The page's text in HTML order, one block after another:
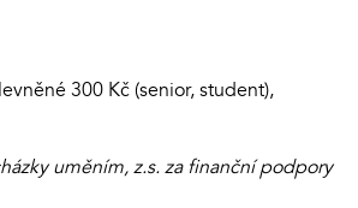
300 Kč (senior, student),
uměním, z.s. za finanční podpory